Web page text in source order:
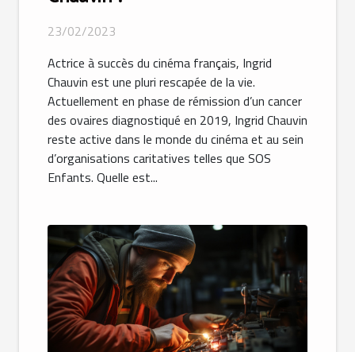
23/02/2023
Actrice à succès du cinéma français, Ingrid
Chauvin est une pluri rescapée de la vie.
Actuellement en phase de rémission d’un cancer
des ovaires diagnostiqué en 2019, Ingrid Chauvin
reste active dans le monde du cinéma et au sein
d’organisations caritatives telles que SOS
Enfants. Quelle est...